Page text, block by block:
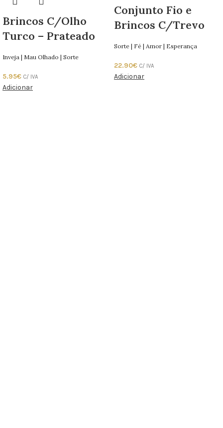
Brincos C/Olho
Turco – Prateado
Inveja | Mau Olhado | Sorte
5.95€ C/ IVA
Adicionar
Conjunto Fio e
Brincos C/Trevo
Sorte | Fé | Amor | Esperança
22.90€ C/ IVA
Adicionar